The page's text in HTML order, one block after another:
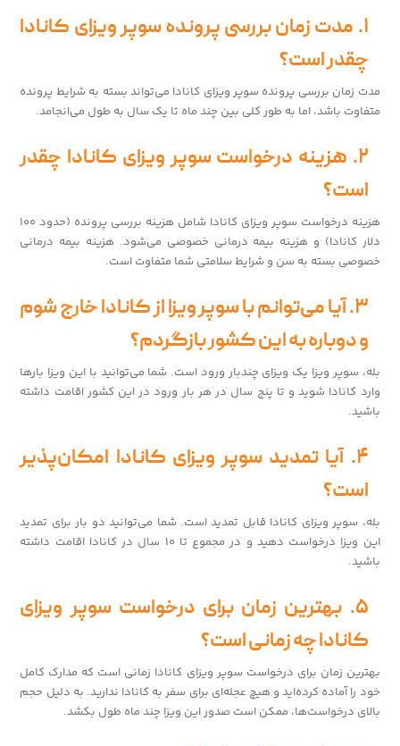
۱. مدت زمان بررسی پرونده سوپر ویزای کانادا
چقدر است؟
مدت زمان بررسی پرونده سوپر ویزای کانادا می‌تواند بسته به شرایط پرونده
متفاوت باشد، اما به طور کلی بین چند ماه تا یک سال به طول می‌انجامد.
۲. هزینه درخواست سوپر ویزای کانادا چقدر
است؟
هزینه درخواست سوپر ویزای کانادا شامل هزینه بررسی پرونده (حدود ۱۰۰
دلار کانادا) و هزینه بیمه درمانی خصوصی می‌شود. هزینه بیمه درمانی
خصوصی بسته به سن و شرایط سلامتی شما متفاوت است.
۳. آیا می‌توانم با سوپر ویزا از کانادا خارج شوم
و دوباره به این کشور بازگردم؟
بله، سوپر ویزا یک ویزای چندبار ورود است. شما می‌توانید با این ویزا بارها
وارد کانادا شوید و تا پنج سال در هر بار ورود در این کشور اقامت داشته
باشید.
۴. آیا تمدید سوپر ویزای کانادا امکان‌پذیر
است؟
بله، سوپر ویزای کانادا قابل تمدید است. شما می‌توانید دو بار برای تمدید
این ویزا درخواست دهید و در مجموع تا ۱۰ سال در کانادا اقامت داشته
باشید.
۵. بهترین زمان برای درخواست سوپر ویزای
کانادا چه زمانی است؟
بهترین زمان برای درخواست سوپر ویزای کانادا زمانی است که مدارک کامل
خود را آماده کرده‌اید و هیچ عجله‌ای برای سفر به کانادا ندارید. به دلیل حجم
بالای درخواست‌ها، ممکن است صدور این ویزا چند ماه طول بکشد.